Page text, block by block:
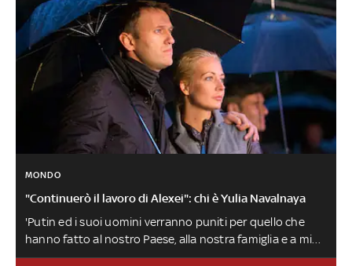
MONDO
"Continuerò il lavoro di Alexei": chi è Yulia Navalnaya
'Putin ed i suoi uomini verranno puniti per quello che
hanno fatto al nostro Paese, alla nostra famiglia e a mio
marito'. Questa la promessa della vedova del dissidente